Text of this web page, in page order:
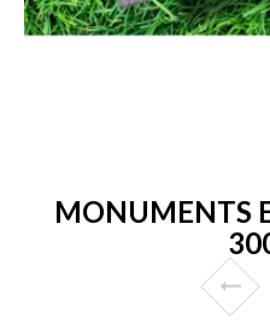
MONUMENTS